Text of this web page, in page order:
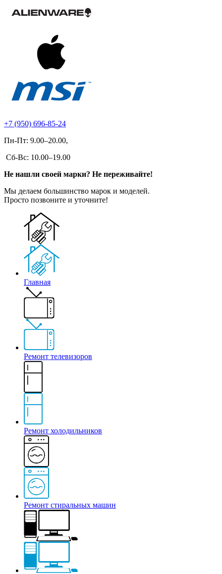
+7 (950) 696-85-24
Пн-Пт: 9.00–20.00,
Сб-Вс: 10.00–19.00
Не нашли своей марки? Не переживайте!
Мы делаем большинство марок и моделей.
Просто позвоните и уточните!
Главная
Ремонт телевизоров
Ремонт холодильников
Ремонт стиральных машин